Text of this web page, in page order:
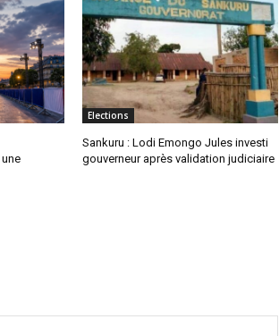
Elections
Sankuru : Lodi Emongo Jules investi
gouverneur après validation judiciaire